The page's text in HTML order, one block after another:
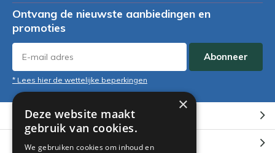
Ontvang de nieuwste aanbiedingen en
promoties
Abonneer
* Lees hier de wettelijke beperkingen
Klantenservice
Mijn account
×
Deze website maakt
gebruik van cookies.
We gebruiken cookies om inhoud en